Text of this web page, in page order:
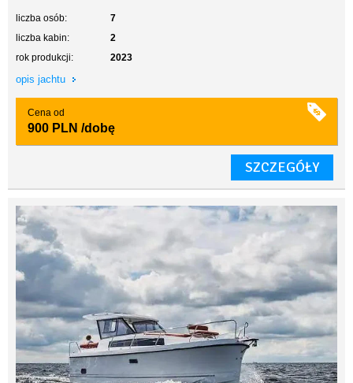
liczba osób:
7
liczba kabin:
2
rok produkcji:
2023
opis jachtu
Cena od
900 PLN /dobę
SZCZEGÓŁY